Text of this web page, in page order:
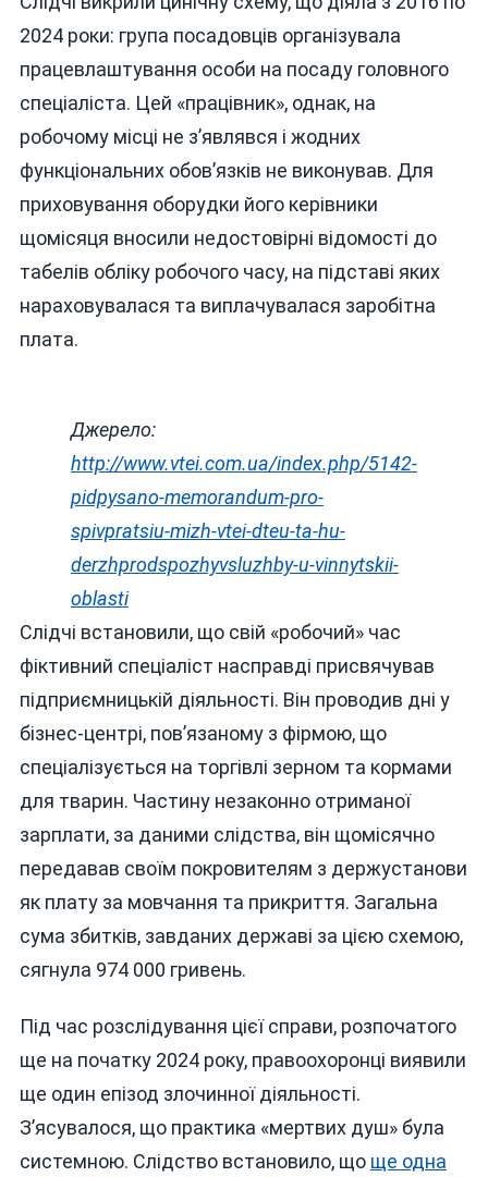
2024 роки: група посадовців організувала
працевлаштування особи на посаду головного
спеціаліста. Цей «працівник», однак, на
робочому місці не з’являвся і жодних
функціональних обов’язків не виконував. Для
приховування оборудки його керівники
щомісяця вносили недостовірні відомості до
табелів обліку робочого часу, на підставі яких
нараховувалася та виплачувалася заробітна
плата.
Джерело:
http://www.vtei.com.ua/index.php/5142-
pidpysano-memorandum-pro-
spivpratsiu-mizh-vtei-dteu-ta-hu-
derzhprodspozhyvsluzhby-u-vinnytskii-
oblasti
Слідчі встановили, що свій «робочий» час
фіктивний спеціаліст насправді присвячував
підприємницькій діяльності. Він проводив дні у
бізнес-центрі, пов’язаному з фірмою, що
спеціалізується на торгівлі зерном та кормами
для тварин. Частину незаконно отриманої
зарплати, за даними слідства, він щомісячно
передавав своїм покровителям з держустанови
як плату за мовчання та прикриття. Загальна
сума збитків, завданих державі за цією схемою,
сягнула 974 000 гривень.
Під час розслідування цієї справи, розпочатого
ще на початку 2024 року, правоохоронці виявили
ще один епізод злочинної діяльності.
З’ясувалося, що практика «мертвих душ» була
системною. Слідство встановило, що ще одна